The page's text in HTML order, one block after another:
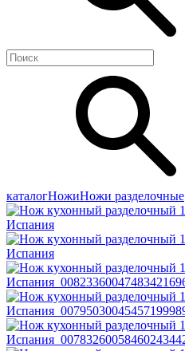
каталогНожиНожи разделочные